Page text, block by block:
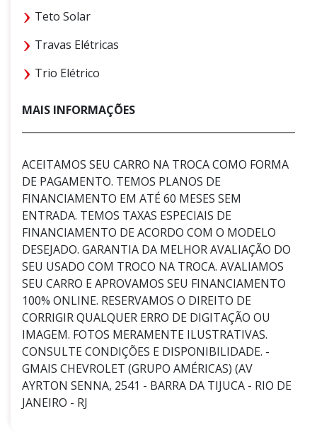
Teto Solar
Travas Elétricas
Trio Elétrico
MAIS INFORMAÇÕES
ACEITAMOS SEU CARRO NA TROCA COMO FORMA
DE PAGAMENTO. TEMOS PLANOS DE
FINANCIAMENTO EM ATÉ 60 MESES SEM
ENTRADA. TEMOS TAXAS ESPECIAIS DE
FINANCIAMENTO DE ACORDO COM O MODELO
DESEJADO. GARANTIA DA MELHOR AVALIAÇÃO DO
SEU USADO COM TROCO NA TROCA. AVALIAMOS
SEU CARRO E APROVAMOS SEU FINANCIAMENTO
100% ONLINE. RESERVAMOS O DIREITO DE
CORRIGIR QUALQUER ERRO DE DIGITAÇÃO OU
IMAGEM. FOTOS MERAMENTE ILUSTRATIVAS.
CONSULTE CONDIÇÕES E DISPONIBILIDADE. -
GMAIS CHEVROLET (GRUPO AMÉRICAS) (AV
AYRTON SENNA, 2541 - BARRA DA TIJUCA - RIO DE
JANEIRO - RJ